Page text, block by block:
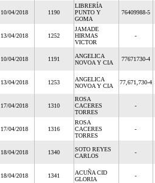
10/04/2018 1190
LIBRERÍA
PUNTO Y
GOMA
76409988-5
13/04/2018 1252
JAMADE
HIRMAS
VICTOR
-
10/04/2018 1191
ANGELICA
NOVOA Y CIA
77671730-4
13/04/2018 1253
ANGELICA
NOVOA Y CIA
77,671,730-4
17/04/2018 1310
ROSA
CACERES
TORRES
-
17/04/2018 1316
ROSA
CACERES
TORRES
-
18/04/2018 1340
SOTO REYES
CARLOS
-
18/04/2018 1341
ACUÑA CID
GLORIA
-